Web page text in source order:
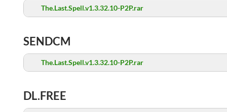
The.Last.Spell.v1.3.32.10-P2P.rar
SENDCM
The.Last.Spell.v1.3.32.10-P2P.rar
DL.FREE